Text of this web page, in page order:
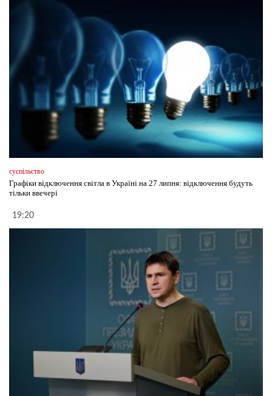
суспільство
Графіки відключення світла в Україні на 27 липня: відключення будуть
тільки ввечері
19:20